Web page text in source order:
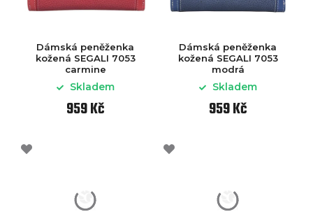
Dámská peněženka
kožená SEGALI 7053
carmine
Skladem
959 Kč
Dámská peněženka
kožená SEGALI 7053
modrá
Skladem
959 Kč